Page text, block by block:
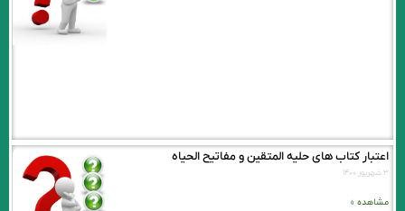
اعتبار کتاب های حلیه المتقين و مفاتیح الحیاه
۳ شهریور ۱۴۰۰
مشاهده »